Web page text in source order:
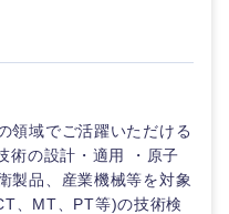
領域でご活躍いただける
術の設計・適用 ・原子
製品、産業機械等を対象
、MT、PT等)の技術検